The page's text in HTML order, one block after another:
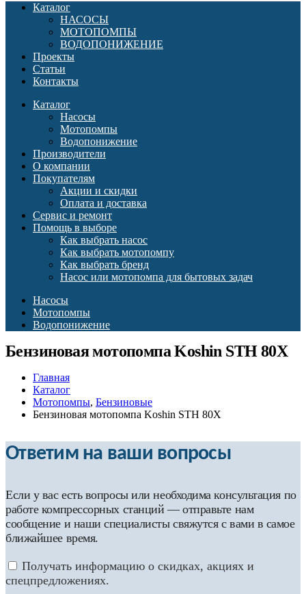
Каталог
НАСОСЫ
МОТОПОМПЫ
ВОДОПОНИЖЕНИЕ
Проекты
Статьи
Контакты
Каталог
Насосы
Мотопомпы
Водопонижение
Производители
О компании
Покупателям
Акции и скидки
Оплата и доставка
Сервис и ремонт
Помощь в выборе
Как выбрать насос
Как выбрать мотопомпу
Как выбрать бренд
Насос или мотопомпа для бытовых задач
Насосы
Мотопомпы
Водопонижение
Бензиновая мотопомпа Koshin STH 80X
Главная
Каталог
Мотопомпы, Бензиновые
Бензиновая мотопомпа Koshin STH 80X
Ответим на ваши вопросы
Если у вас есть вопросы или необходима консультация по
работе компрессорных станций — отправьте нам
сообщение и наши специалисты свяжутся с вами в самое
ближайшее время.
Получать информацию о скидках, акциях и
спецпредложениях.